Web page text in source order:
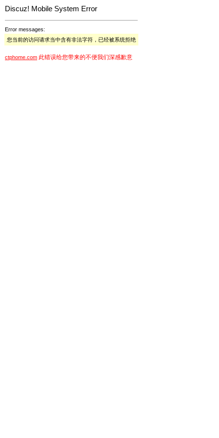
Discuz! Mobile System Error
Error messages:
您当前的访问请求当中含有非法字符，已经被系统拒绝
ctphome.com 此错误给您带来的不便我们深感歉意